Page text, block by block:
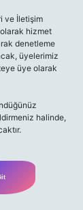
ve İletişim
olarak hizmet
denetleme
üyelerimiz
üye olarak
halinde,